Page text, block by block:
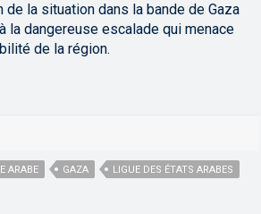
de la situation dans la bande de Gaza
la dangereuse escalade qui menace
de la région.
ARABE GAZA
LIGUE DES ÉTATS ARABES